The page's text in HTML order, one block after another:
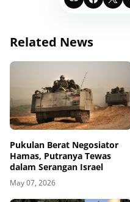
Related News
Pukulan Berat Negosiator
Hamas, Putranya Tewas
dalam Serangan Israel
May 07, 2026